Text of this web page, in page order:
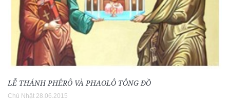
LỄ THÁNH PHÊRÔ VÀ PHAOLÔ TÔNG ĐỒ
Chủ Nhật 28.06.2015